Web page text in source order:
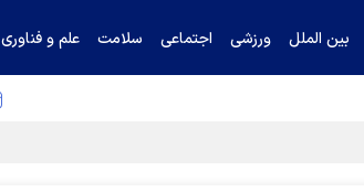
بین الملل ورزشی اجتماعی سلامت علم و فناوری